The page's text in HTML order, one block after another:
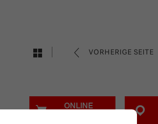
VORHERIGE SEITE
ONLINE